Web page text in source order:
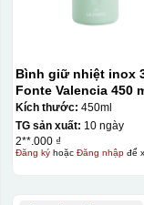
Bình giữ nhiệt inox
Fonte Valencia 450 ml –
012355
Kích thước: 450ml
TG sản xuất: 10 ngày
2**.000 ₫
Đăng kýhoặc Đăng nhậpđể